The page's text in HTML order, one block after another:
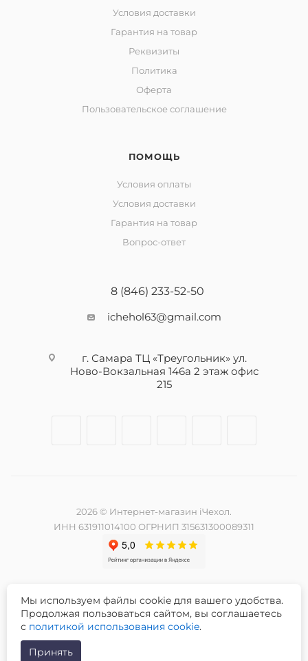
Условия доставки
Гарантия на товар
Реквизиты
Политика
Оферта
Пользовательское соглашение
ПОМОЩЬ
Условия оплаты
Условия доставки
Гарантия на товар
Вопрос-ответ
8 (846) 233-52-50
ichehol63@gmail.com
г. Самара ТЦ «Треугольник» ул.
Ново-Вокзальная 146а 2 этаж офис
215
2026 © Интернет-магазин iЧехол.
ИНН 631911014100 ОГРНИП 315631300089311
Разработка и продвижение сайта -
Мы используем файлы cookie для вашего удобства.
Продолжая пользоваться сайтом, вы соглашаетесь
с политикой использования cookie.
Принять